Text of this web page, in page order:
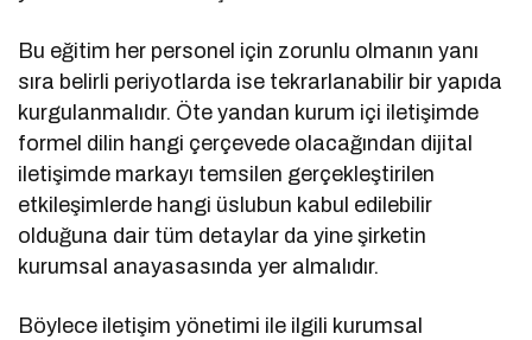
Bu eğitim her personel için zorunlu olmanın yanı
sıra belirli periyotlarda ise tekrarlanabilir bir yapıda
kurgulanmalıdır. Öte yandan kurum içi iletişimde
formel dilin hangi çerçevede olacağından dijital
iletişimde markayı temsilen gerçekleştirilen
etkileşimlerde hangi üslubun kabul edilebilir
olduğuna dair tüm detaylar da yine şirketin
kurumsal anayasasında yer almalıdır.
Böylece iletişim yönetimi ile ilgili kurumsal